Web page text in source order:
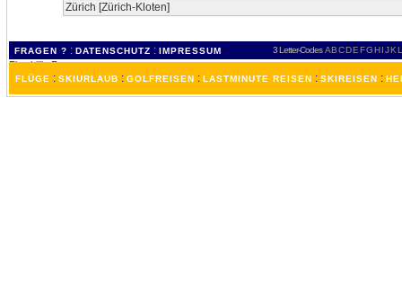
Zürich [Zürich-Kloten]
FRAGEN ? : DATENSCHUTZ : IMPRESSUM 3 Letter-Codes ABCDEFGH IJKL
FLÜGE : SKIURLAUB : GOLFREISEN : LASTMINUTE REISEN : SKIREISEN :